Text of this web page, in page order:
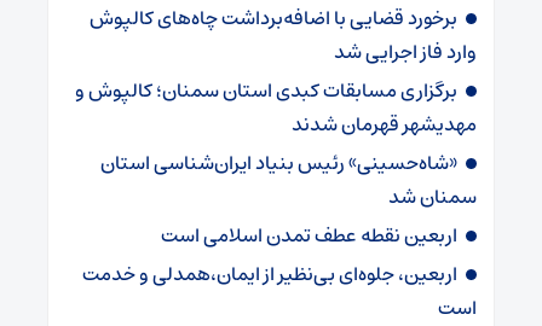
برخورد قضایی با اضافه‌برداشت چاه‌های کالپوش
وارد فاز اجرایی شد
برگزاری مسابقات کبدی استان سمنان؛ کالپوش و
مهدیشهر قهرمان شدند
«شاه‌حسینی» رئیس بنیاد ایران‌شناسی استان
سمنان شد
اربعین نقطه عطف تمدن اسلامی است
اربعین، جلوه‌ای بی‌نظیر از ایمان،همدلی و خدمت
است